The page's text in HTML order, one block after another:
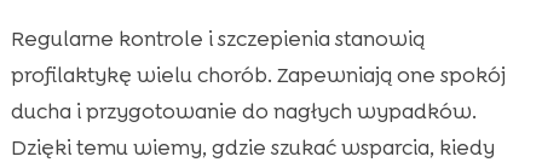
Regularne kontrole i szczepienia stanowią
profilaktykę wielu chorób. Zapewniają one spokój
ducha i przygotowanie do nagłych wypadków.
Dzięki temu wiemy, gdzie szukać wsparcia, kiedy